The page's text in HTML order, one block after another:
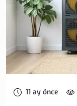
11 ay önce